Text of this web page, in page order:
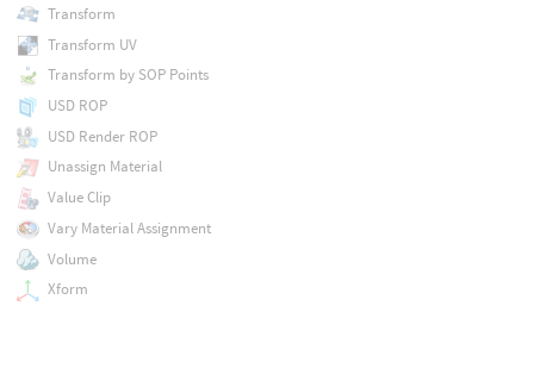
Transform
Transform UV
Transform by SOP Points
USD ROP
USD Render ROP
Unassign Material
Value Clip
Vary Material Assignment
Volume
Xform